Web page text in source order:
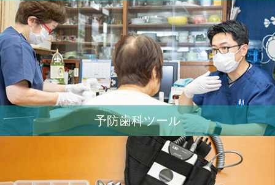
予防歯科ツール